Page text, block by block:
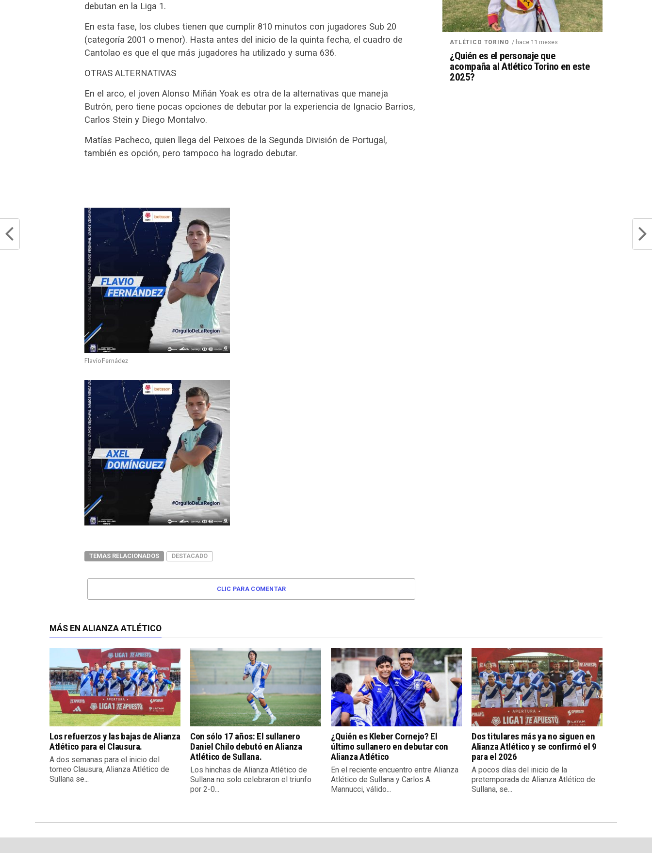
debutan en la Liga 1.
En esta fase, los clubes tienen que cumplir 810 minutos con jugadores Sub 20
(categoría 2001 o menor). Hasta antes del inicio de la quinta fecha, el cuadro de
Cantolao es que el que más jugadores ha utilizado y suma 636.
OTRAS ALTERNATIVAS
En el arco, el joven Alonso Miñán Yoak es otra de la alternativas que maneja
Butrón, pero tiene pocas opciones de debutar por la experiencia de Ignacio Barrios,
Carlos Stein y Diego Montalvo.
Matías Pacheco, quien llega del Peixoes de la Segunda División de Portugal,
también es opción, pero tampoco ha logrado debutar.
Flavio Fernádez
TEMAS RELACIONADOS DESTACADO
CLIC PARA COMENTAR
ATLÉTICO TORINO / hace 11 meses
¿Quién es el personaje que
acompaña al Atlético Torino en este
2025?
MÁS EN ALIANZA ATLÉTICO
Los refuerzos y las bajas de Alianza
Atlético para el Clausura.
A dos semanas para el inicio del
torneo Clausura, Alianza Atlético de
Sullana se...
Con sólo 17 años: El sullanero
Daniel Chilo debutó en Alianza
Atlético de Sullana.
Los hinchas de Alianza Atlético de
Sullana no solo celebraron el triunfo
por 2-0...
¿Quién es Kleber Cornejo? El
último sullanero en debutar con
Alianza Atlético
En el reciente encuentro entre Alianza
Atlético de Sullana y Carlos A.
Mannucci, válido...
Dos titulares más ya no siguen en
Alianza Atlético y se confirmó el 9
para el 2026
A pocos días del inicio de la
pretemporada de Alianza Atlético de
Sullana, se...